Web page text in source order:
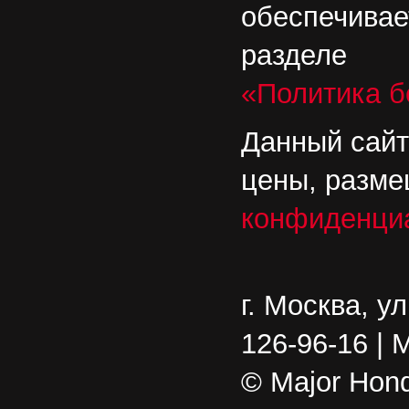
разделе
«Политика
Данный
цены,
г. Москва,
126-96-16 |
© Major